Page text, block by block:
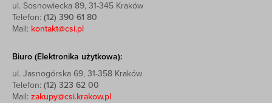
ul. Sosnowiecka 89, 31-345 Kraków
Telefon: (12) 390 61 80
Mail: kontakt@csi.pl
Biuro (Elektronika użytkowa):
ul. Jasnogórska 69, 31-358 Kraków
Telefon: (12) 323 62 00
Mail: zakupy@csi.krakow.pl